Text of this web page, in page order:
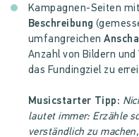
Kampagnen-Seiten
Beschreibung
umfangreichen
Anzahl von Bildern
das Fundingziel zu
Musicstarter Tipp:
lautet immer: Erzähle
verständlich zu